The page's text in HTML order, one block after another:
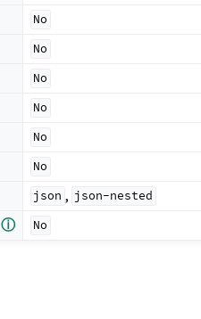
No
No
No
No
No
No
json , json-nested
ⓘ No